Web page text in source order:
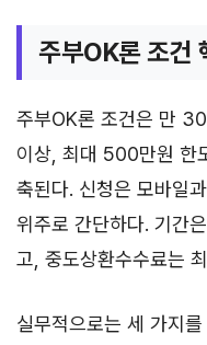
주부OK론 조건
주부OK론 조건은 만
이상, 최대 500만원 한
축된다. 신청은 모바일
위주로 간단하다. 기간
고, 중도상환수수료는
실무적으로는 세 가지